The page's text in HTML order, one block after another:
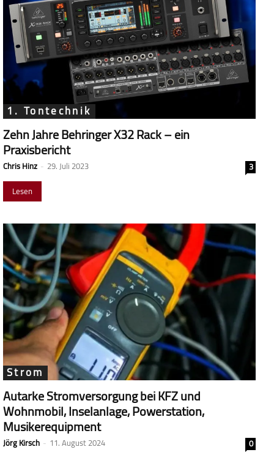
1. Tontechnik
Zehn Jahre Behringer X32 Rack – ein
Praxisbericht
Chris Hinz - 29. Juli 2023
3
Lesen
Strom
Autarke Stromversorgung bei KFZ und
Wohnmobil, Inselanlage, Powerstation,
Musikerequipment
Jörg Kirsch - 11. August 2024
0